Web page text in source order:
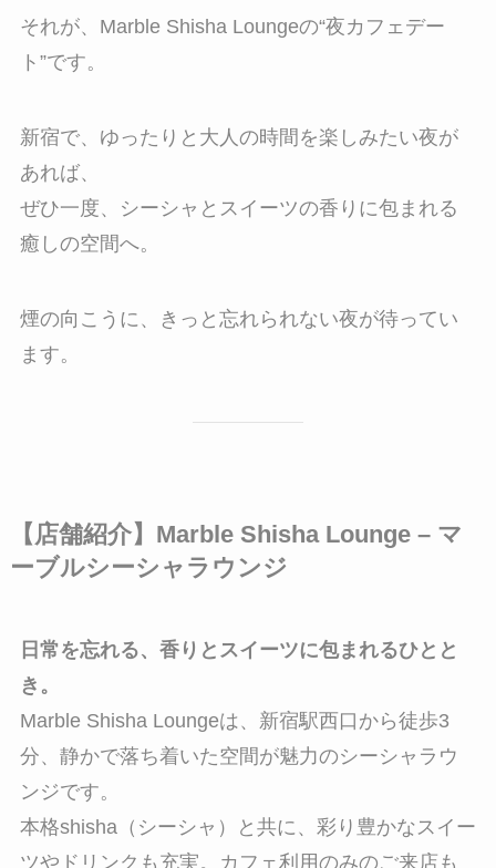
それが、Marble Shisha Loungeの“夜カフェデー
ト”です。
新宿で、ゆったりと大人の時間を楽しみたい夜が
あれば、
ぜひ一度、シーシャとスイーツの香りに包まれる
癒しの空間へ。
煙の向こうに、きっと忘れられない夜が待ってい
ます。
【店舗紹介】Marble Shisha Lounge – マ
ーブルシーシャラウンジ
日常を忘れる、香りとスイーツに包まれるひとと
き。
Marble Shisha Loungeは、新宿駅西口から徒歩3
分、静かで落ち着いた空間が魅力のシーシャラウ
ンジです。
本格shisha（シーシャ）と共に、彩り豊かなスイー
ツやドリンクも充実。カフェ利用のみのご来店も